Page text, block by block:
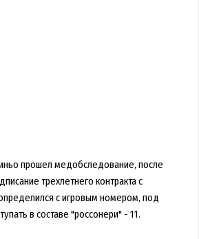
прошел медобследование, после
трехлетнего контракта с
с игровым номером, под
в составе "россонери" - 11.